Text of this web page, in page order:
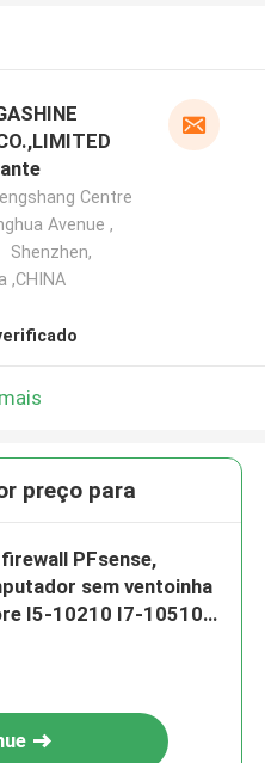
Centre
Avenue ,
Shenzhen,
,CHINA
preço para
PFsense,
sem ventoinha
I5-10210 I7-10510U